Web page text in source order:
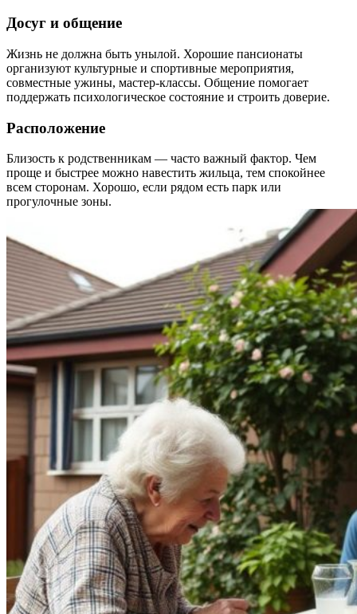
Досуг и общение
Жизнь не должна быть унылой. Хорошие пансионаты
организуют культурные и спортивные мероприятия,
совместные ужины, мастер-классы. Общение помогает
поддержать психологическое состояние и строить доверие.
Расположение
Близость к родственникам — часто важный фактор. Чем
проще и быстрее можно навестить жильца, тем спокойнее
всем сторонам. Хорошо, если рядом есть парк или
прогулочные зоны.